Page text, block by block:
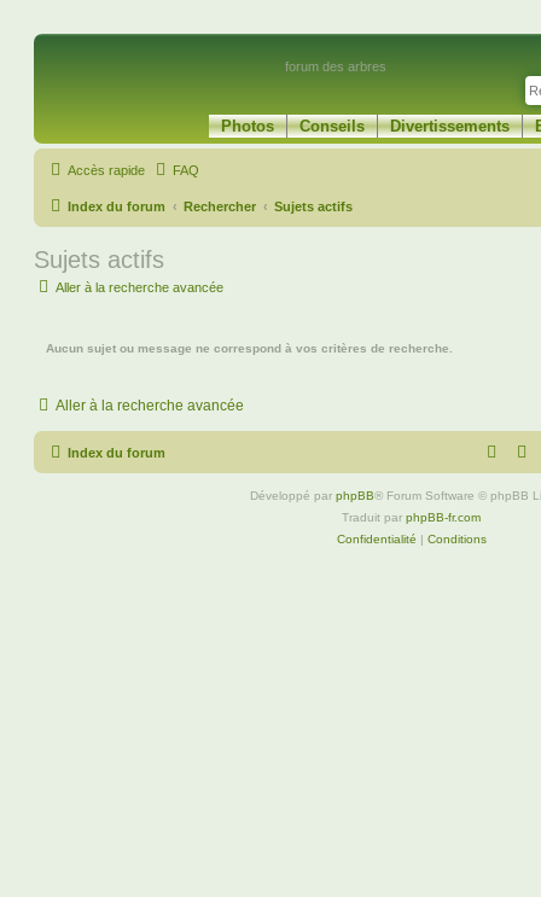
forum des arbres
Photos Conseils Divertissements
Accès rapide FAQ
Index du forum Rechercher Sujets actifs
Sujets actifs
Aller à la recherche avancée
Aucun sujet ou message ne correspond à vos critères de recherche.
Aller à la recherche avancée
Index du forum
Développé par phpBB® Forum Software © phpBB
Traduit par phpBB-fr.com
Confidentialité | Conditions